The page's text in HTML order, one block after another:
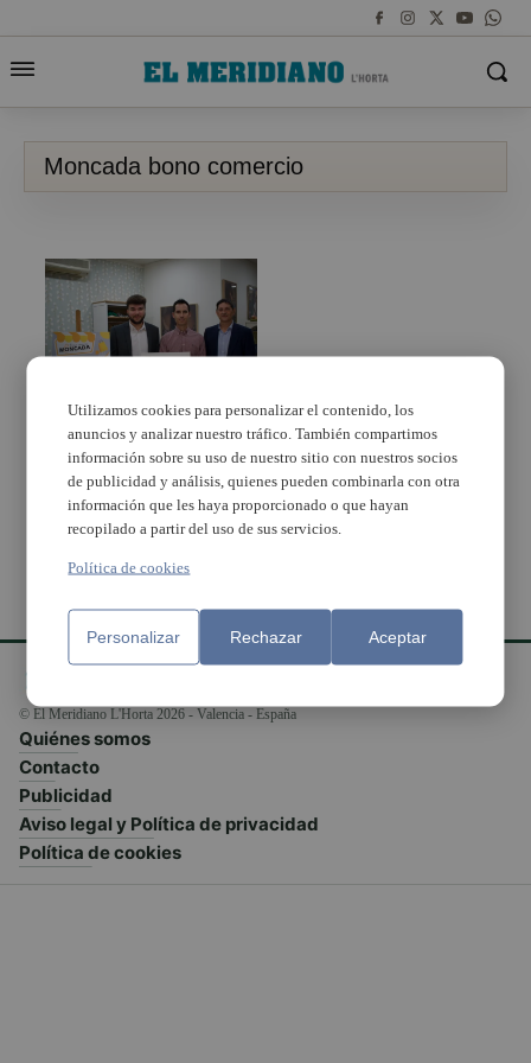
Moncada bono comercio
Se agotan en 10 días
los bonos comercio de
Moncada
© El Meridiano L'Horta 2026 - Valencia - España
Quiénes somos
Contacto
Publicidad
Aviso legal y Política de privacidad
Política de cookies
Utilizamos cookies para personalizar el contenido, los
anuncios y analizar nuestro tráfico. También compartimos
información sobre su uso de nuestro sitio con nuestros socios
de publicidad y análisis, quienes pueden combinarla con otra
información que les haya proporcionado o que hayan
recopilado a partir del uso de sus servicios.
Política de cookies
Personalizar Rechazar Aceptar